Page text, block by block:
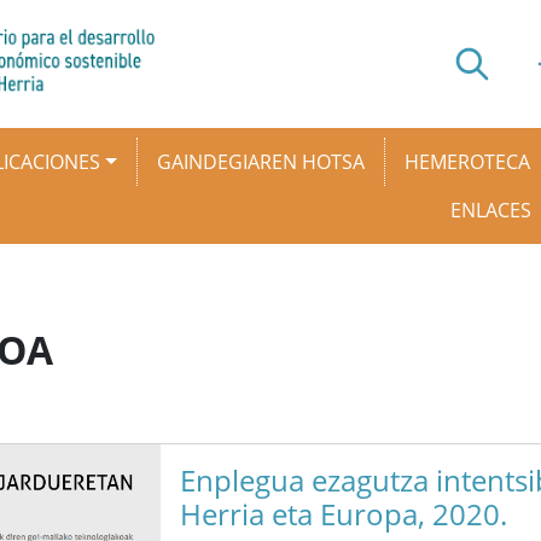
GAINDEGIAREN HOTSA
HEMEROTECA
ENLACES
Enplegua ezagutza
Herria eta Europa, 2020.